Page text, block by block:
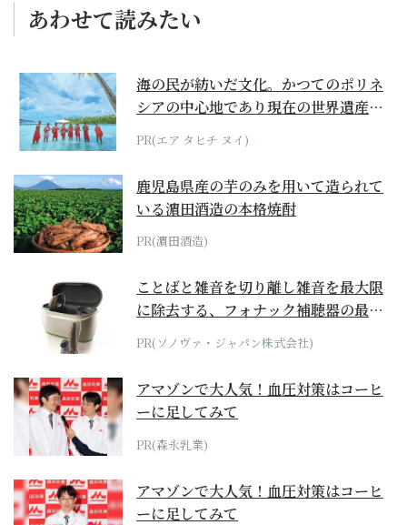
あわせて読みたい
海の民が紡いだ文化。かつてのポリネ
シアの中心地であり現在の世界遺産か
らみえてくる...
PR(エア タヒチ ヌイ)
鹿児島県産の芋のみを用いて造られて
いる濵田酒造の本格焼酎
PR(濵田酒造)
ことばと雑音を切り離し雑音を最大限
に除去する、フォナック補聴器の最上
位モデル
PR(ソノヴァ・ジャパン株式会社)
アマゾンで大人気！血圧対策はコーヒ
ーに足してみて
PR(森永乳業)
アマゾンで大人気！血圧対策はコーヒ
ーに足してみて